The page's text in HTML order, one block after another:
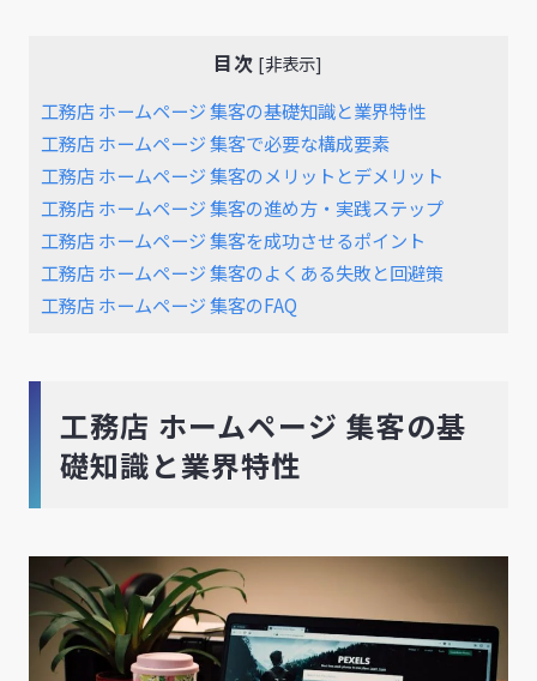
目次 [非表示]
工務店 ホームページ 集客の基礎知識と業界特性
工務店 ホームページ 集客で必要な構成要素
工務店 ホームページ 集客のメリットとデメリット
工務店 ホームページ 集客の進め方・実践ステップ
工務店 ホームページ 集客を成功させるポイント
工務店 ホームページ 集客のよくある失敗と回避策
工務店 ホームページ 集客のFAQ
工務店 ホームページ 集客の基
礎知識と業界特性